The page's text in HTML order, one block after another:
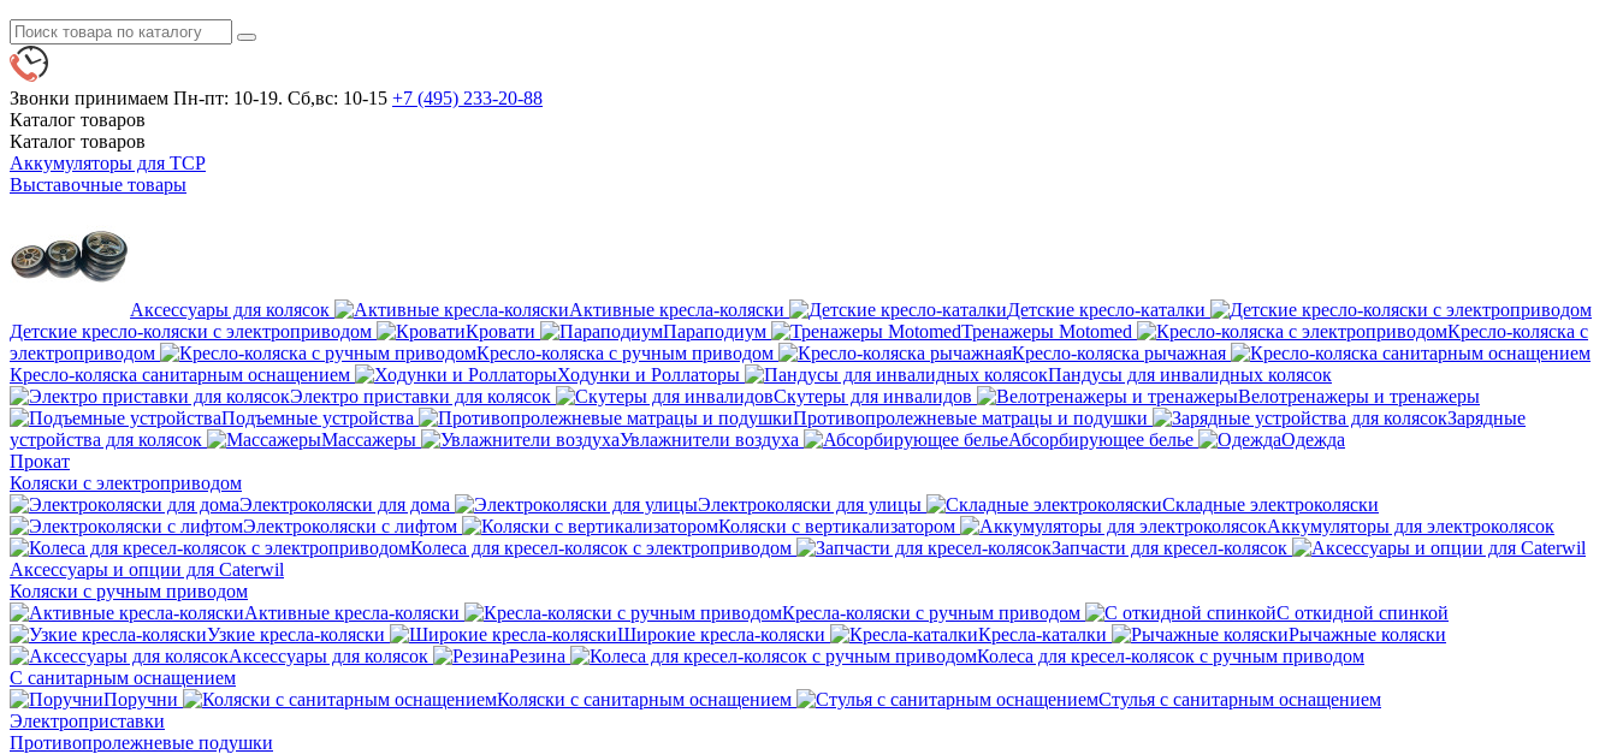
Звонки принимаем Пн-пт: 10-19. Сб,вс: 10-15 +7 (495) 233-20-88
Каталог товаров
Каталог товаров
Аккумуляторы для ТСР
Выставочные товары
Аксессуары для колясок Активные кресла-коляски
Детские кресло-каталки
Детские кресло-коляски с электроприводом
Кровати Параподиум Тренажеры Motomed
Кресло-коляска с
электроприводом
Кресло-коляска с ручным приводом
Кресло-коляска рычажная
Кресло-коляска санитарным оснащением
Ходунки и Роллаторы
Пандусы для инвалидных колясок
Электро приставки для колясок
Скутеры для инвалидов
Велотренажеры и тренажеры
Подъемные устройства
Противопролежневые матрацы и подушки
Зарядные
устройства для колясок
Массажеры Увлажнители воздуха Абсорбирующее белье
Одежда
Прокат
Коляски с электроприводом
Электроколяски для дома
Электроколяски для улицы
Складные электроколяски
Электроколяски с лифтом
Коляски с вертикализатором
Аккумуляторы для электроколясок
Колеса для кресел-колясок с электроприводом
Запчасти для кресел-колясок
Аксессуары и опции для Caterwil
Коляски с ручным приводом
Активные кресла-коляски
Кресла-коляски с ручным приводом
С откидной спинкой
Узкие кресла-коляски
Широкие кресла-коляски Кресла-каталки
Рычажные коляски
Аксессуары для колясок
Резина
Колеса для кресел-колясок с ручным приводом
С санитарным оснащением
Поручни
Коляски с санитарным оснащением
Стулья с санитарным оснащением
Электроприставки
Противопролежневые подушки